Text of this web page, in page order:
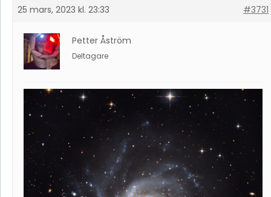
25 mars, 2023 kl. 23:33 #3731
Petter Åström
Deltagare